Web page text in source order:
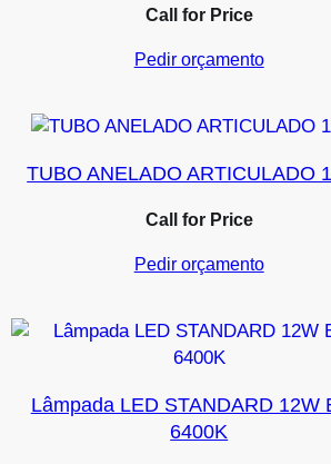
Call for Price
Pedir orçamento
TUBO ANELADO ARTICULADO
Call for Price
Pedir orçamento
Lâmpada LED STANDARD 12W
6400K